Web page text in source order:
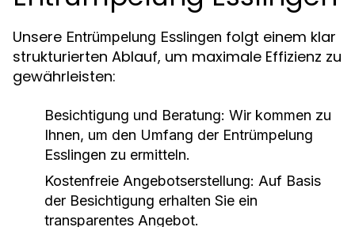
Unsere Entrümpelung Esslingen folgt einem klar
strukturierten Ablauf, um maximale Effizienz zu
gewährleisten:
Besichtigung und Beratung: Wir kommen zu
Ihnen, um den Umfang der Entrümpelung
Esslingen zu ermitteln.
Kostenfreie Angebotserstellung: Auf Basis
der Besichtigung erhalten Sie ein
transparentes Angebot.